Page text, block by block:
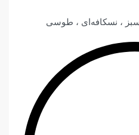
، نسکافه‌ای ، طوسی